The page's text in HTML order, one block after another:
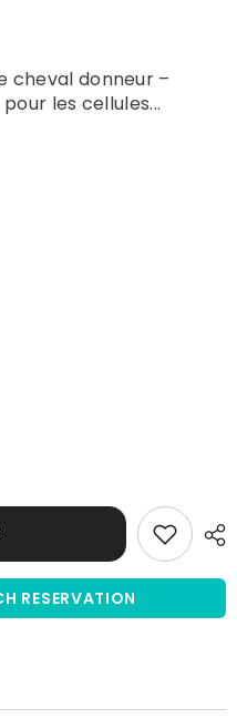
cheval donneur –
les cellules...
RESERVATION